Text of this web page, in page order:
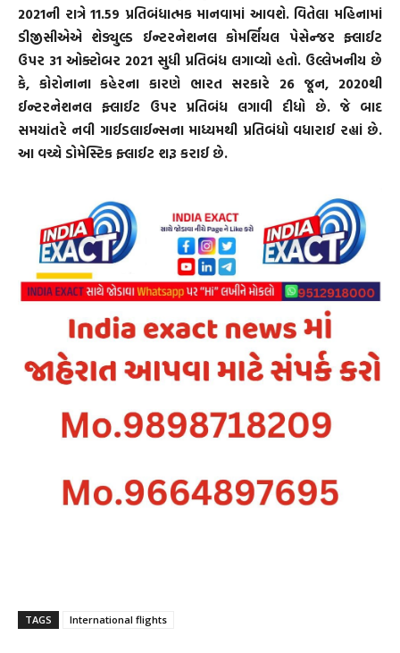
2021ની રાત્રે 11.59 પ્રતિબંધાત્મક માનવામાં આવશે. વિતેલા મહિનામાં
ડીજીસીએએ શેડ્યુલ્ડ ઈન્ટરનેશનલ કોમર્શિયલ પેસેન્જર ફ્લાઈટ
ઉપર 31 ઓક્ટોબર 2021 સુધી પ્રતિબંધ લગાવ્યો હતો. ઉલ્લેખનીય છે
કે, કોરોનાના કહેરના કારણે ભારત સરકારે 26 જૂન, 2020થી
ઈન્ટરનેશનલ ફ્લાઈટ ઉપર પ્રતિબંધ લગાવી દીધો છે. જે બાદ
સમયાંતરે નવી ગાઈડલાઈન્સના માધ્યમથી પ્રતિબંધો વધારાઈ રહ્યાં છે.
આ વચ્ચે ડોમેસ્ટિક ફ્લાઈટ શરૂ કરાઈ છે.
TAGS International flights